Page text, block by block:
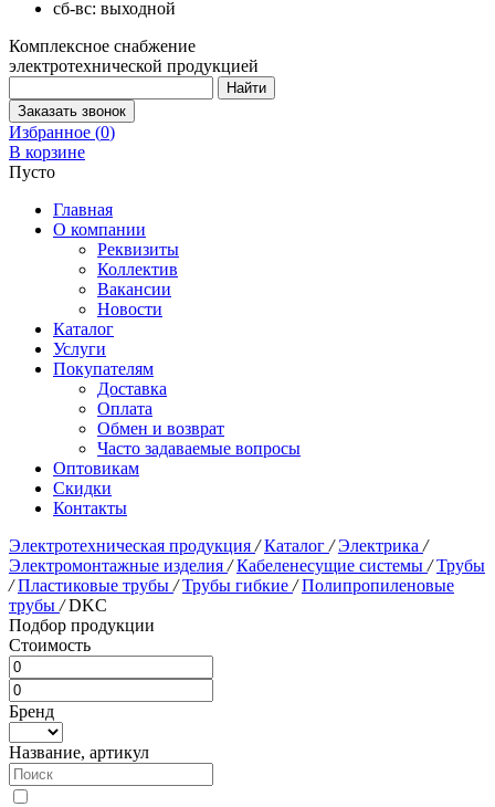
сб-вс: выходной
Комплексное снабжение
электротехнической продукцией
Избранное (0)
В корзине
Пусто
Главная
О компании
Реквизиты
Коллектив
Вакансии
Новости
Каталог
Услуги
Покупателям
Доставка
Оплата
Обмен и возврат
Часто задаваемые вопросы
Оптовикам
Скидки
Контакты
Электротехническая продукция / Каталог / Электрика /
Электромонтажные изделия / Кабеленесущие системы / Трубы
/ Пластиковые трубы / Трубы гибкие / Полипропиленовые
трубы / DKC
Подбор продукции
Стоимость
Бренд
Название, артикул